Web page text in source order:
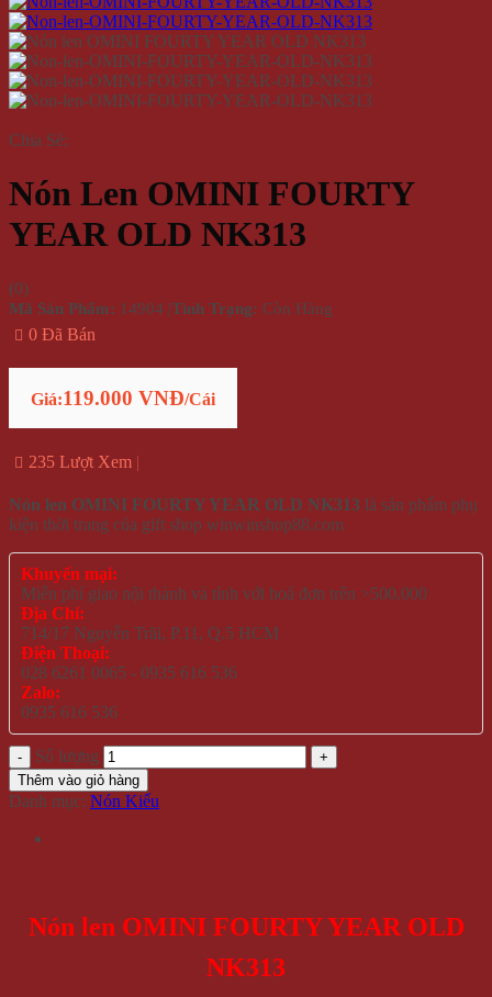
Chia Sẻ:
Nón Len OMINI FOURTY
YEAR OLD NK313
(0)
Mã Sản Phẩm: 14904 |Tình Trạng: Còn Hàng
0 Đã Bán
Giá:119.000 VNĐ/Cái
235 Lượt Xem
Nón len OMINI FOURTY YEAR OLD NK313 là sản phẩm phụ
kiện thời trang của gift shop winwinshop88.com
Khuyến mại:
Miễn phí giao nội thành và tỉnh với hoá đơn trên >500.000
Địa Chỉ:
714/17 Nguyễn Trãi, P.11, Q.5 HCM
Điện Thoại:
028 6261 0065 - 0935 616 536
Zalo:
0935 616 536
Số lượng
Thêm vào giỏ hàng
Danh mục: Nón Kiểu
Nón len OMINI FOURTY YEAR OLD
NK313